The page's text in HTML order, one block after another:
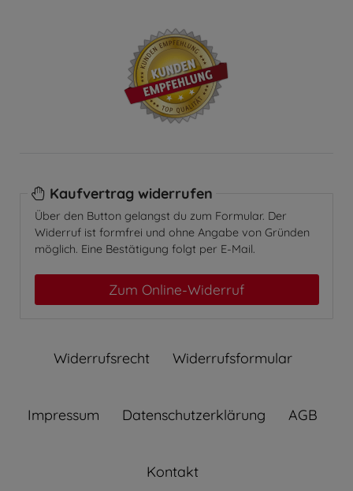
Kaufvertrag widerrufen
Über den Button gelangst du zum Formular. Der
Widerruf ist formfrei und ohne Angabe von Gründen
möglich. Eine Bestätigung folgt per E-Mail.
Zum Online-Widerruf
Widerrufs­recht Widerrufs­formular
Impressum Daten­schutz­erklärung AGB
Kontakt